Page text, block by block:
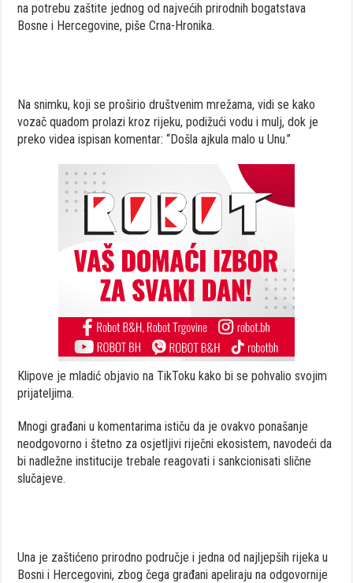
na potrebu zaštite jednog od najvećih prirodnih bogatstava
Bosne i Hercegovine, piše Crna-Hronika.
Na snimku, koji se proširio društvenim mrežama, vidi se kako
vozač quadom prolazi kroz rijeku, podižući vodu i mulj, dok je
preko videa ispisan komentar: “Došla ajkula malo u Unu.”
Klipove je mladić objavio na TikToku kako bi se pohvalio svojim
prijateljima.
Mnogi građani u komentarima ističu da je ovakvo ponašanje
neodgovorno i štetno za osjetljivi riječni ekosistem, navodeći da
bi nadležne institucije trebale reagovati i sankcionisati slične
slučajeve.
Una je zaštićeno prirodno područje i jedna od najljepših rijeka u
Bosni i Hercegovini, zbog čega građani apeliraju na odgovornije